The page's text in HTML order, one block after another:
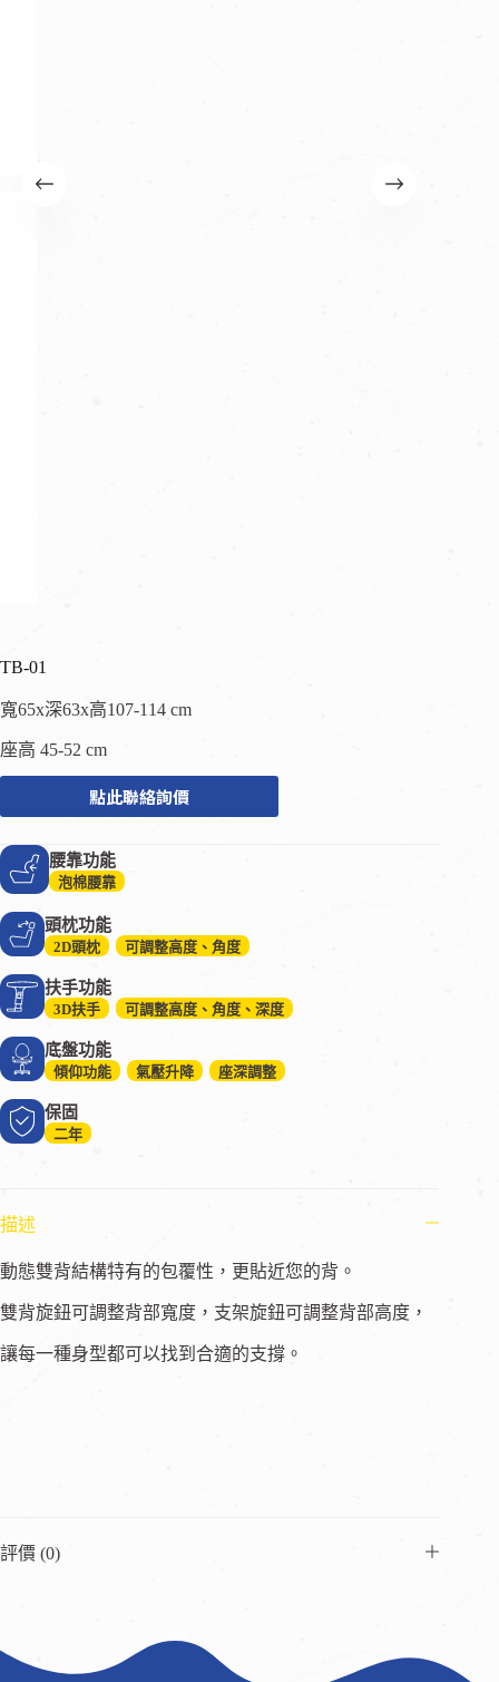
TB-01
寬65x深63x高107-114 cm
座高 45-52 cm
點此聯絡詢價
腰靠功能
泡棉腰靠
頭枕功能
2D頭枕 可調整高度、角度
扶手功能
3D扶手 可調整高度、角度、深度
底盤功能
傾仰功能 氣壓升降 座深調整
保固
二年
描述
動態雙背結構特有的包覆性，更貼近您的背。
雙背旋鈕可調整背部寬度，支架旋鈕可調整背部高度，
讓每一種身型都可以找到合適的支撐。
評價 (0)